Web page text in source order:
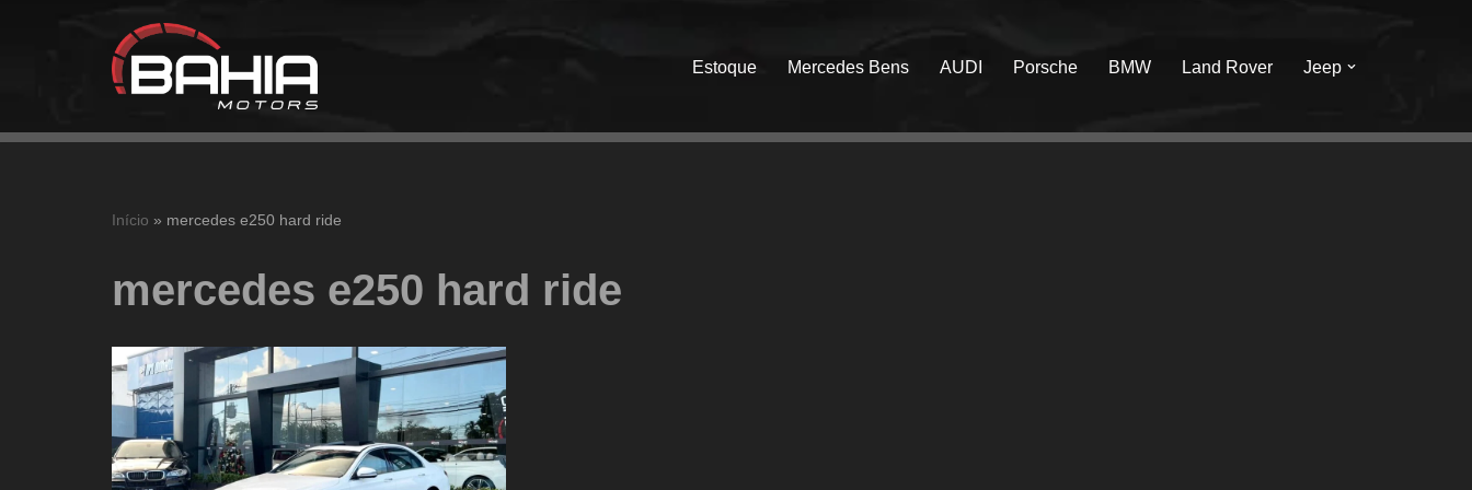
Estoque Mercedes Bens AUDI Porsche BMW Land Rover Jeep
Início » mercedes e250 hard ride
mercedes e250 hard ride